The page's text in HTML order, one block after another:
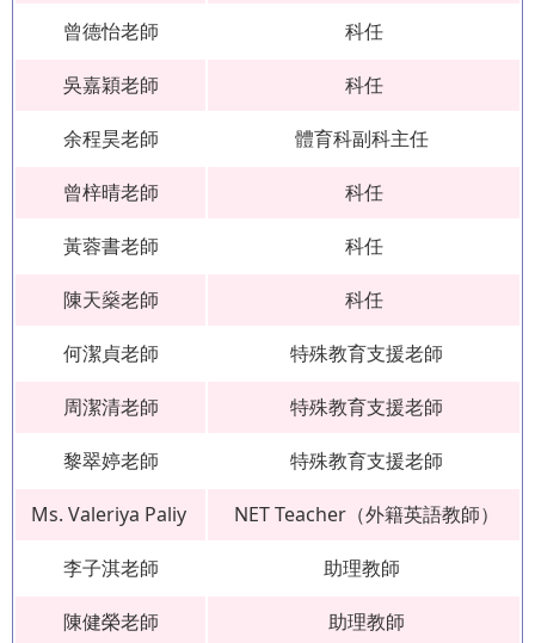
曾德怡老師 科任
吳嘉穎老師 科任
余程昊老師 體育科副科主任
曾梓晴老師 科任
黃蓉書老師 科任
陳天燊老師 科任
何潔貞老師 特殊教育支援老師
周潔清老師 特殊教育支援老師
黎翠婷老師 特殊教育支援老師
Ms. Valeriya Paliy NET Teacher（外籍英語教師）
李子淇老師 助理教師
陳健榮老師 助理教師